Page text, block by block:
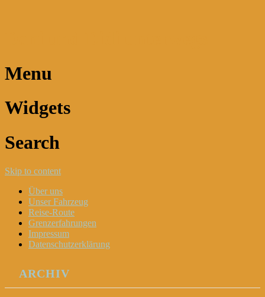
Menu
Widgets
Search
Skip to content
Über uns
Unser Fahrzeug
Reise-Route
Grenzerfahrungen
Impressum
Datenschutzerklärung
ARCHIV